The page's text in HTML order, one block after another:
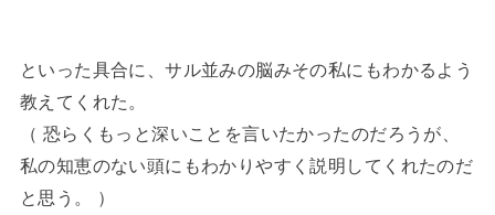
といった具合に、サル並みの脳みその私にもわかるよう
教えてくれた。
（ 恐らくもっと深いことを言いたかったのだろうが、
私の知恵のない頭にもわかりやすく説明してくれたのだ
と思う。 ）